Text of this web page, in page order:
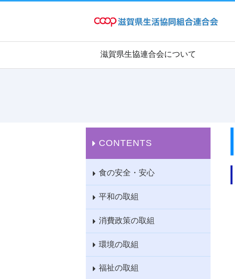
滋賀県生協連合会について
CONTENTS
食の安全・安心
平和の取組
消費政策の取組
環境の取組
福祉の取組